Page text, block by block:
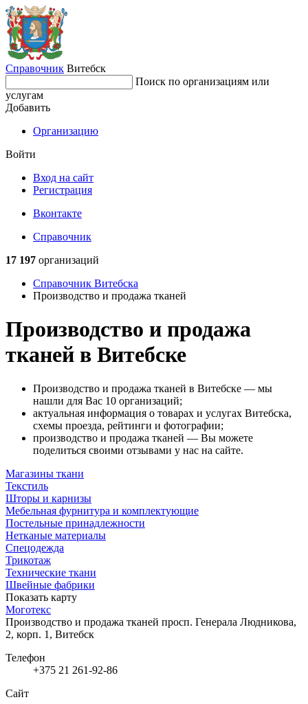
Справочник Витебск
Поиск по организациям или
услугам
Добавить
Организацию
Войти
Вход на сайт
Регистрация
Вконтакте
Справочник
17 197 организаций
Справочник Витебска
Производство и продажа тканей
Производство и продажа
тканей в Витебске
Производство и продажа тканей в Витебске — мы
нашли для Вас 10 организаций;
актуальная информация о товарах и услугах Витебска,
схемы проезда, рейтинги и фотографии;
производство и продажа тканей — Вы можете
поделиться своими отзывами у нас на сайте.
Магазины ткани
Текстиль
Шторы и карнизы
Мебельная фурнитура и комплектующие
Постельные принадлежности
Нетканые материалы
Спецодежда
Трикотаж
Технические ткани
Швейные фабрики
Показать карту
Моготекс
Производство и продажа тканей просп. Генерала Людникова,
2, корп. 1, Витебск
Телефон
+375 21 261-92-86
Сайт